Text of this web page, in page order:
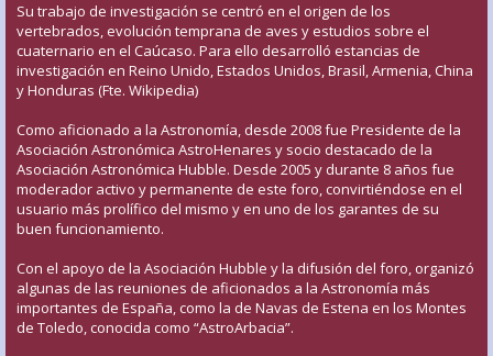
Su trabajo de investigación se centró en el origen de los
vertebrados, evolución temprana de aves y estudios sobre el
cuaternario en el Caúcaso. Para ello desarrolló estancias de
investigación en Reino Unido, Estados Unidos, Brasil, Armenia, China
y Honduras (Fte. Wikipedia)
Como aficionado a la Astronomía, desde 2008 fue Presidente de la
Asociación Astronómica AstroHenares y socio destacado de la
Asociación Astronómica Hubble. Desde 2005 y durante 8 años fue
moderador activo y permanente de este foro, convirtiéndose en el
usuario más prolífico del mismo y en uno de los garantes de su
buen funcionamiento.
Con el apoyo de la Asociación Hubble y la difusión del foro, organizó
algunas de las reuniones de aficionados a la Astronomía más
importantes de España, como la de Navas de Estena en los Montes
de Toledo, conocida como “AstroArbacia”.